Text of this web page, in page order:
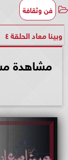
فن وثقافة
وبينا معاد الحلقة ٤
مشاهدة